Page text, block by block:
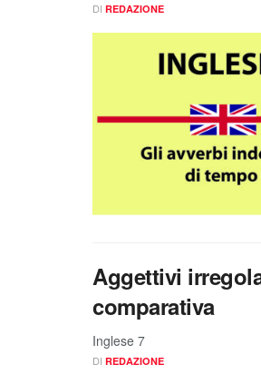
DI REDAZIONE
Aggettivi
comparativa
Inglese 7
DI REDAZIONE